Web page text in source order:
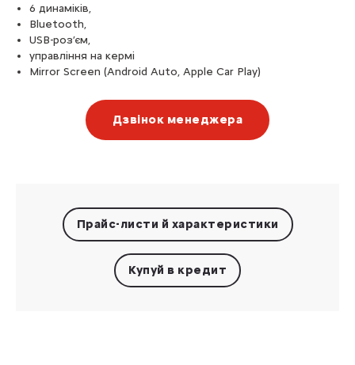
6 динаміків,
Bluetooth,
USB-роз’єм,
управління на кермі
Mirror Screen (Android Auto, Apple Car Play)
Дзвінок менеджера
Прайс-листи й характеристики
Купуй в кредит